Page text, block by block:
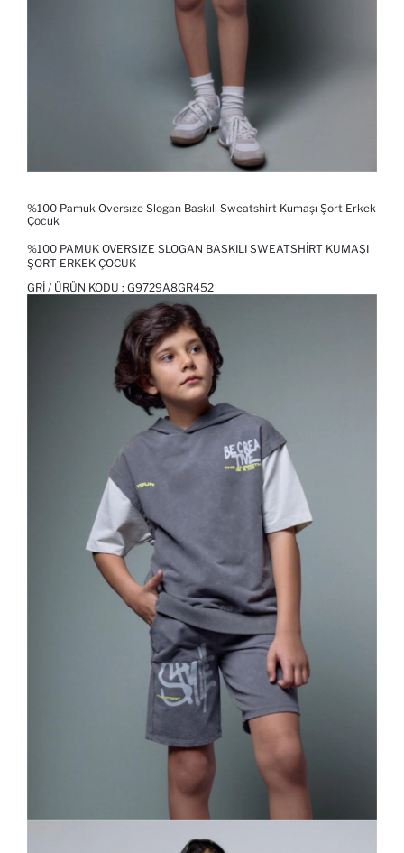
%100 Pamuk Oversıze Slogan Baskılı Sweatshirt Kumaşı Şort Erkek
Çocuk
%100 PAMUK OVERSIZE SLOGAN BASKILI SWEATSHIRT KUMAŞI
ŞORT ERKEK ÇOCUK
GRI / ÜRÜN KODU : G9729A8GR452